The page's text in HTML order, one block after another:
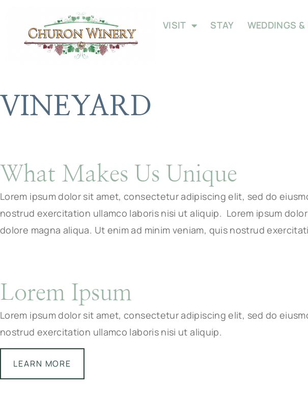
VISIT STAY WEDDINGS &
VINEYARD
What Makes Us Unique
Lorem ipsum dolor sit amet, consectetur adipiscing elit, sed do
nostrud exercitation ullamco laboris nisi ut aliquip. Lorem ipsum
dolore magna aliqua. Ut enim ad minim veniam, quis nostrud
Lorem Ipsum
Lorem ipsum dolor sit amet, consectetur adipiscing elit, sed do
nostrud exercitation ullamco laboris nisi ut aliquip.
LEARN MORE